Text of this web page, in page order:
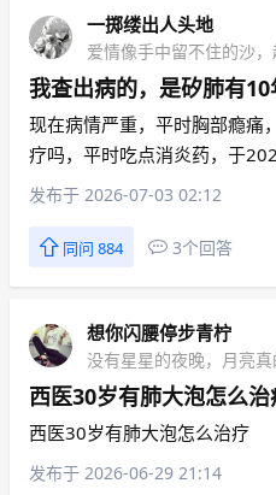
一掷缕出人头地
爱情像手中留不住的沙
我查出病的，是矽肺有10
现在病情严重，平时胸部瘾痛
疗吗，平时吃点消炎药，于
发布于 2026-07-03 02:12
同问 884 3个回答
想你闪腰停步青柠
没有星星的夜晚，月亮真
西医30岁有肺大泡怎么治
西医30岁有肺大泡怎么治疗
发布于 2026-06-29 21:14